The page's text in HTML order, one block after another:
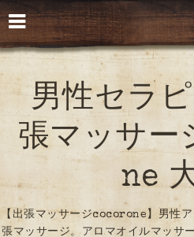
男性セラ
張マッサ
ne
【出張マッサージcocorone】男性
張マッサージ。アロマオイルマッサ